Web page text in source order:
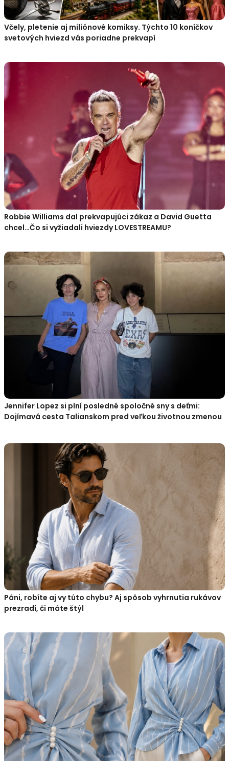
Včely, pletenie aj miliónové komiksy. Týchto 10 koníčkov
svetových hviezd vás poriadne prekvapí
Robbie Williams dal prekvapujúci zákaz a David Guetta
chcel…Čo si vyžiadali hviezdy LOVESTREAMU?
Jennifer Lopez si plní posledné spoločné sny s deťmi:
Dojímavá cesta Talianskom pred veľkou životnou zmenou
Páni, robíte aj vy túto chybu? Aj spôsob vyhrnutia rukávov
prezradí, či máte štýl